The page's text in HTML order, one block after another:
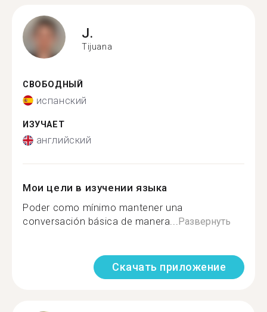
J.
Tijuana
СВОБОДНЫЙ
испанский
ИЗУЧАЕТ
английский
Мои цели в изучении языка
Poder como mínimo mantener una
conversación básica de manera...Развернуть
Скачать приложение